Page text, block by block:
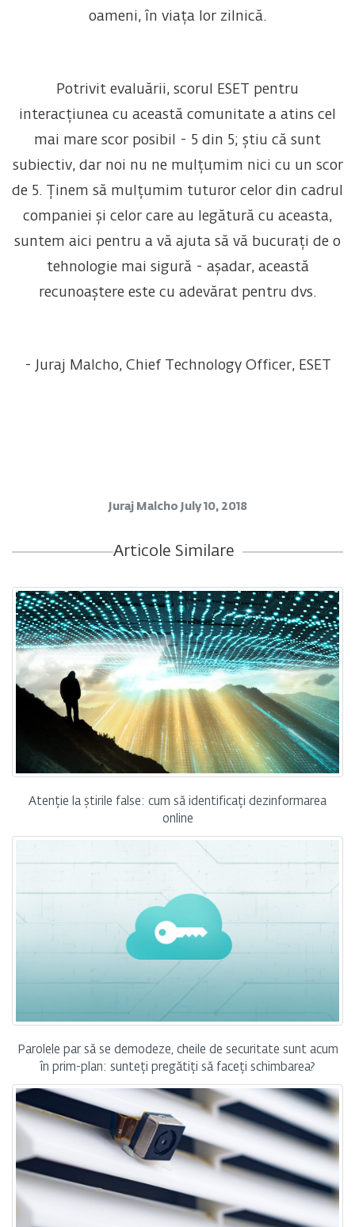
oameni, în viața lor zilnică.
Potrivit evaluării, scorul ESET pentru
interacțiunea cu această comunitate a atins cel
mai mare scor posibil - 5 din 5; știu că sunt
subiectiv, dar noi nu ne mulțumim nici cu un scor
de 5. Ținem să mulțumim tuturor celor din cadrul
companiei și celor care au legătură cu aceasta,
suntem aici pentru a vă ajuta să vă bucurați de o
tehnologie mai sigură - așadar, această
recunoaștere este cu adevărat pentru dvs.
- Juraj Malcho, Chief Technology Officer, ESET
Juraj Malcho July 10, 2018
Articole Similare
Atenție la știrile false: cum să identificați dezinformarea
online
Parolele par să se demodeze, cheile de securitate sunt acum
în prim-plan: sunteți pregătiți să faceți schimbarea?